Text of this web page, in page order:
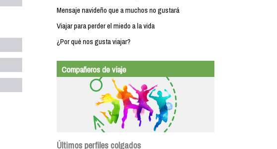
Mensaje navideño que a muchos no gustará
Viajar para perder el miedo a la vida
¿Por qué nos gusta viajar?
Compañeros de viaje
Últimos perfiles colgados